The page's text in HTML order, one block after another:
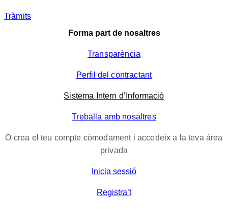
Tràmits
Forma part de nosaltres
Transparència
Perfil del contractant
Sistema Intern d’Informació
Treballa amb nosaltres
O crea el teu compte còmodament i accedeix a la teva àrea
privada
Inicia sessió
Registra’t